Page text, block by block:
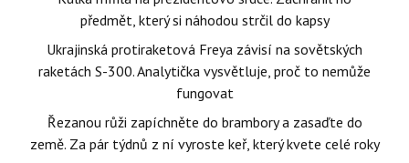
předmět, který si náhodou strčil do kapsy
Ukrajinská protiraketová Freya závisí na sovětských
raketách S-300. Analytička vysvětluje, proč to nemůže
fungovat
Řezanou růži zapíchněte do brambory a zasaďte do
země. Za pár týdnů z ní vyroste keř, který kvete celé roky